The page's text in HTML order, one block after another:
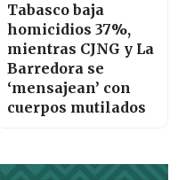
Tabasco baja
homicidios 37%,
mientras CJNG y La
Barredora se
‘mensajean’ con
cuerpos mutilados